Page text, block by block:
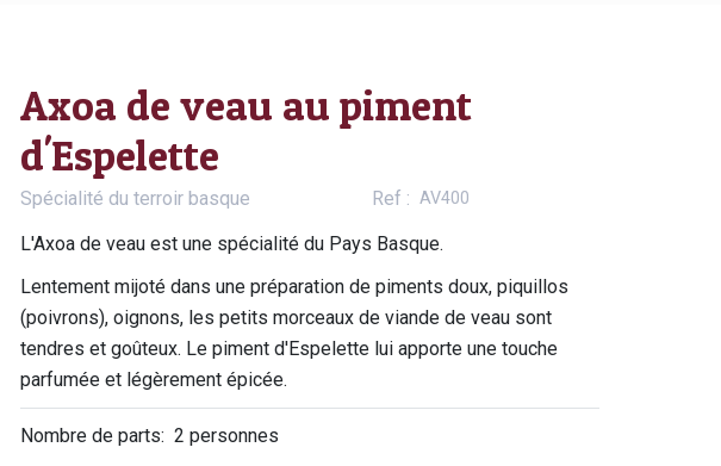
Axoa de veau au piment
d'Espelette
Spécialité du terroir basque Ref AV400
L'Axoa de veau est une spécialité du Pays Basque.
Lentement mijoté dans une préparation de piments doux, piquillos
(poivrons), oignons, les petits morceaux de viande de veau sont
tendres et goûteux. Le piment d'Espelette lui apporte une touche
parfumée et légèrement épicée.
Nombre de parts 2 personnes